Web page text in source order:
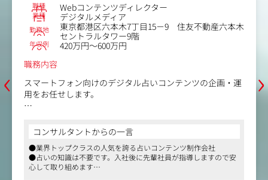
‹
職種 Webコンテンツディレクター
業種 デジタルメディア
勤務地
東京都港区六本木7丁目15－9 住友不動産六本木
セントラルタワー9階
年収例
420万円～600万円
職務内容
スマートフォン向けのデジタル占いコンテンツの企画・運
用をお任せします。
■コンテンツ企画
・占いコンテンツの企画立案
・売り上げ分析
・Webプロモーション方法の企画
・コンテンツの運営、更新、改善
コンサルタントからの一言
●業界トップクラスの人気を誇る占いコンテンツ制作会社
●占いの知識は不要です。入社後に先輩社員が指導しますので安
心して取り組めます
›